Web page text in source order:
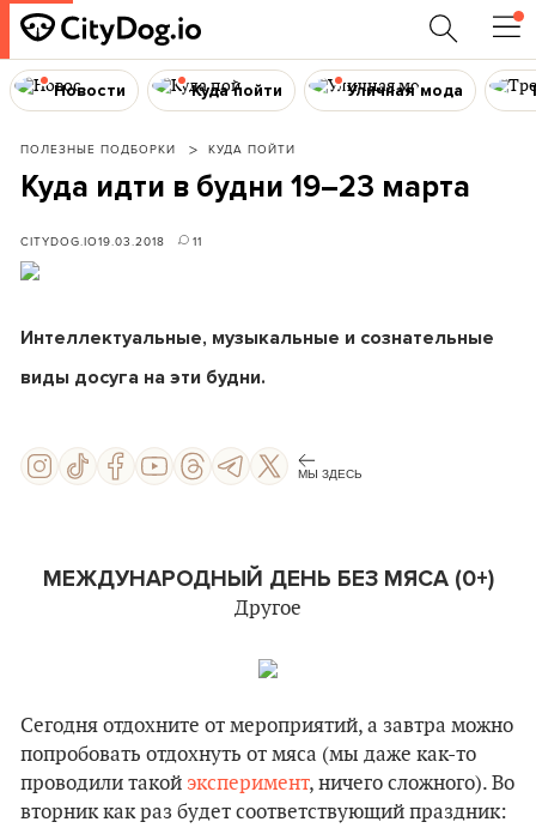
Новости Куда пойти Уличная мода
ПОЛЕЗНЫЕ ПОДБОРКИ КУДА ПОЙТИ
Куда идти в будни 19–23 марта
CITYDOG.IO19.03.2018 11
Интеллектуальные, музыкальные и сознательные
виды досуга на эти будни.
МЫ ЗДЕСЬ
МЕЖДУНАРОДНЫЙ ДЕНЬ БЕЗ МЯСА (0+)
Другое
Сегодня отдохните от мероприятий, а завтра можно
попробовать отдохнуть от мяса (мы даже как-то
проводили такой эксперимент, ничего сложного). Во
вторник как раз будет соответствующий праздник: